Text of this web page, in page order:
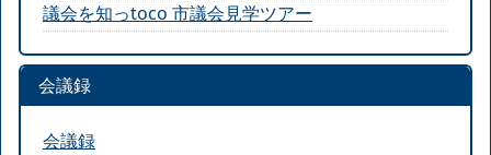
議会を知っtoco 市議会見学ツアー
会議録
会議録